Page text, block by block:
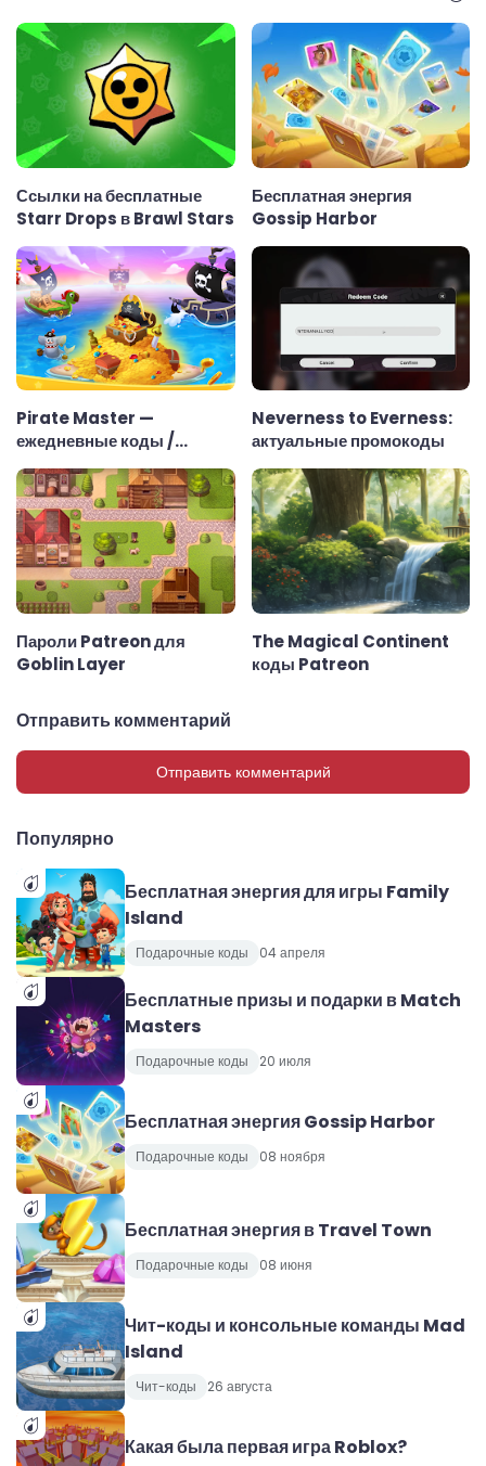
Ссылки на бесплатные
Starr Drops в Brawl Stars
Бесплатная энергия
Gossip Harbor
Pirate Master —
ежедневные коды /
ссылки
Neverness to Everness:
актуальные промокоды
Пароли Patreon для
Goblin Layer
The Magical Continent
коды Patreon
Отправить комментарий
Отправить комментарий
Популярно
Бесплатная энергия для игры Family
Island
Подарочные коды 04 апреля
Бесплатные призы и подарки в Match
Masters
Подарочные коды 20 июля
Бесплатная энергия Gossip Harbor
Подарочные коды 08 ноября
Бесплатная энергия в Travel Town
Подарочные коды 08 июня
Чит-коды и консольные команды Mad
Island
Чит-коды 26 августа
Какая была первая игра Roblox?